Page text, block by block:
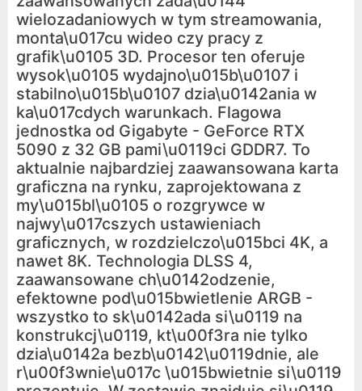
wielozadaniowych w tym streamowania,
monta\u017cu wideo czy pracy z
grafik\u0105 3D. Procesor ten oferuje
wysok\u0105 wydajno\u015b\u0107 i
stabilno\u015b\u0107 dzia\u0142ania w
ka\u017cdych warunkach. Flagowa
jednostka od Gigabyte - GeForce RTX
5090 z 32 GB pami\u0119ci GDDR7. To
aktualnie najbardziej zaawansowana karta
graficzna na rynku, zaprojektowana z
my\u015bl\u0105 o rozgrywce w
najwy\u017cszych ustawieniach
graficznych, w rozdzielczo\u015bci 4K, a
nawet 8K. Technologia DLSS 4,
zaawansowane ch\u0142odzenie,
efektowne pod\u015bwietlenie ARGB -
wszystko to sk\u0142ada si\u0119 na
konstrukcj\u0119, kt\u00f3ra nie tylko
dzia\u0142a bezb\u0142\u0119dnie, ale
r\u00f3wnie\u017c \u015bwietnie si\u0119